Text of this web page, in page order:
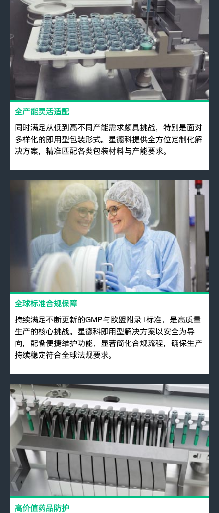
全产能灵活适配
同时满足从低到高不同产能需求颇具挑战，特别是面对
多样化的即用型包装形式。星德科提供全方位定制化解
决方案，精准匹配各类包装材料与产能要求。
全球标准合规保障
持续满足不断更新的GMP与欧盟附录1标准，是高质量
生产的核心挑战。星德科即用型解决方案以安全为导
向，配备便捷维护功能，显著简化合规流程，确保生产
持续稳定符合全球法规要求。
高价值药品防护